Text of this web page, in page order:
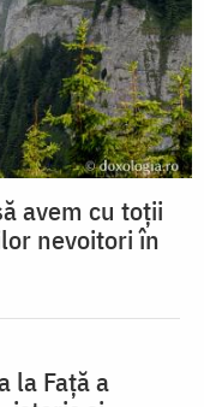
avem cu toții
nevoitori în
la Față a